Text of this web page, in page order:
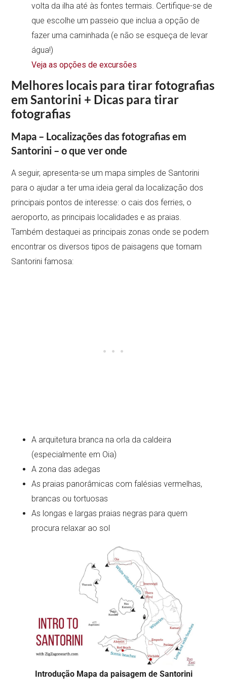
volta da ilha até às fontes termais. Certifique-se de
que escolhe um passeio que inclua a opção de
fazer uma caminhada (e não se esqueça de levar
água!)
Veja as opções de excursões
Melhores locais para tirar fotografias
em Santorini + Dicas para tirar
fotografias
Mapa – Localizações das fotografias em
Santorini – o que ver onde
A seguir, apresenta-se um mapa simples de Santorini
para o ajudar a ter uma ideia geral da localização dos
principais pontos de interesse: o cais dos ferries, o
aeroporto, as principais localidades e as praias.
Também destaquei as principais zonas onde se podem
encontrar os diversos tipos de paisagens que tornam
Santorini famosa:
A arquitetura branca na orla da caldeira
(especialmente em Oia)
A zona das adegas
As praias panorâmicas com falésias vermelhas,
brancas ou tortuosas
As longas e largas praias negras para quem
procura relaxar ao sol
Introdução Mapa da paisagem de Santorini